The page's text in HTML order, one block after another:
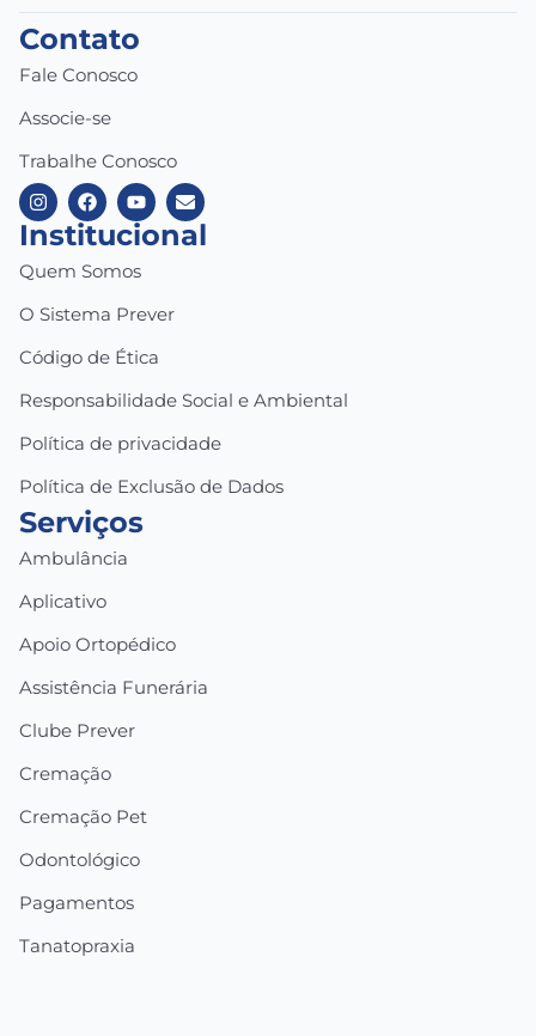
Contato
Fale Conosco
Associe-se
Trabalhe Conosco
Institucional
Quem Somos
O Sistema Prever
Código de Ética
Responsabilidade Social e Ambiental
Política de privacidade
Política de Exclusão de Dados
Serviços
Ambulância
Aplicativo
Apoio Ortopédico
Assistência Funerária
Clube Prever
Cremação
Cremação Pet
Odontológico
Pagamentos
Tanatopraxia